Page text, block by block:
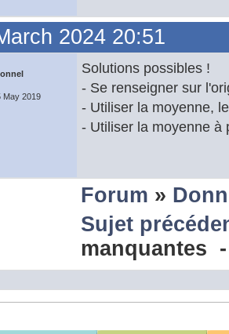
2024 20:51
May 2019
Solutions possibles !
- Se renseigner sur
- Utiliser la moyenne,
- Utiliser la moyenne à
Forum »
Sujet
manquantes